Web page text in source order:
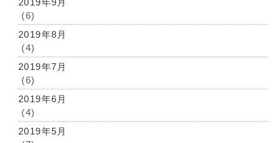
2019年9月
(6)
2019年8月
(4)
2019年7月
(6)
2019年6月
(4)
2019年5月